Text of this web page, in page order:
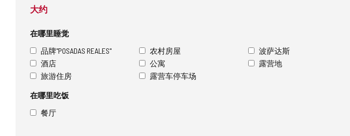
大约
在哪里睡觉
品牌"POSADAS REALES"
农村房屋 波萨达斯
酒店
公寓 露营地
旅游住房
露营车停车场
在哪里吃饭
餐厅